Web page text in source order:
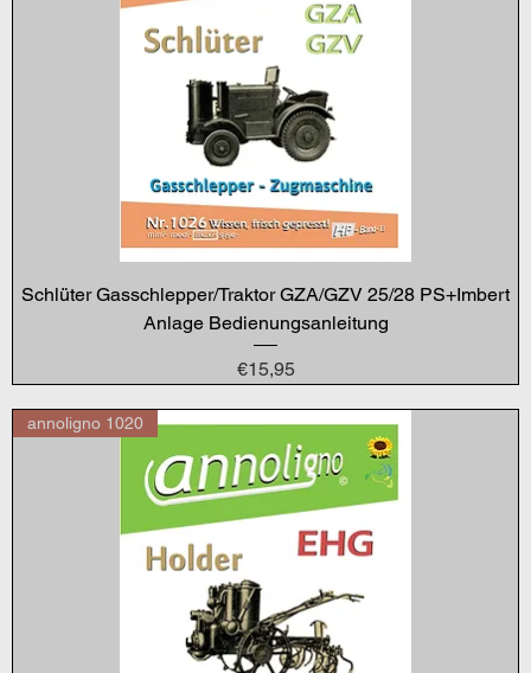
Schlüter Gasschlepper/Traktor GZA/GZV 25/28 PS+Imbert
Anlage Bedienungsanleitung
Price
€15,95
annoligno 1020